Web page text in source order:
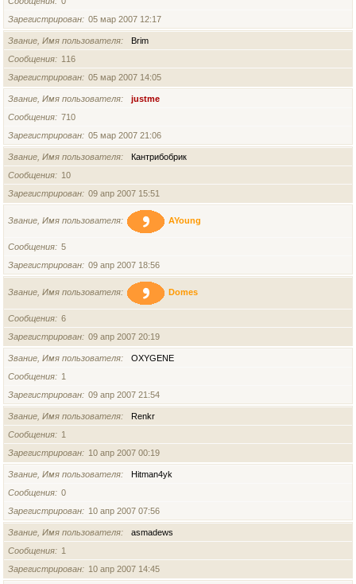
Зарегистрирован
05 мар 2007 12:17
Звание, Имя пользователя
Brim
Сообщения
116
Зарегистрирован
05 мар 2007 14:05
Звание, Имя пользователя
justme
Сообщения
710
Зарегистрирован
05 мар 2007 21:06
Звание, Имя пользователя
Кантрибобрик
Сообщения
10
Зарегистрирован
09 апр 2007 15:51
Звание, Имя пользователя AYoung
Сообщения
5
Зарегистрирован
09 апр 2007 18:56
Звание, Имя пользователя Domes
Сообщения
6
Зарегистрирован
09 апр 2007 20:19
Звание, Имя пользователя
OXYGENE
Сообщения
1
Зарегистрирован
09 апр 2007 21:54
Звание, Имя пользователя
Renkr
Сообщения
1
Зарегистрирован
10 апр 2007 00:19
Звание, Имя пользователя
Hitman4yk
Сообщения
0
Зарегистрирован
10 апр 2007 07:56
Звание, Имя пользователя
asmadews
Сообщения
1
Зарегистрирован
10 апр 2007 14:45